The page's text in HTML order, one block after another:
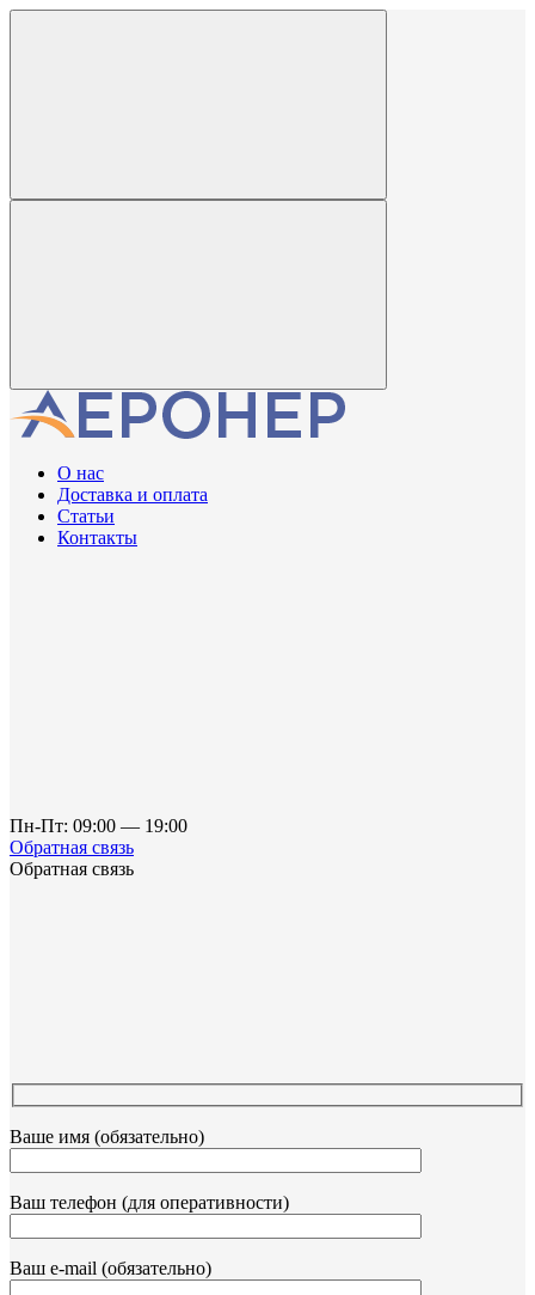
О нас
Доставка и оплата
Статьи
Контакты
Пн-Пт: 09:00 — 19:00
Обратная связь
Обратная связь
Ваше имя (обязательно)
Ваш телефон (для оперативности)
Ваш e-mail (обязательно)